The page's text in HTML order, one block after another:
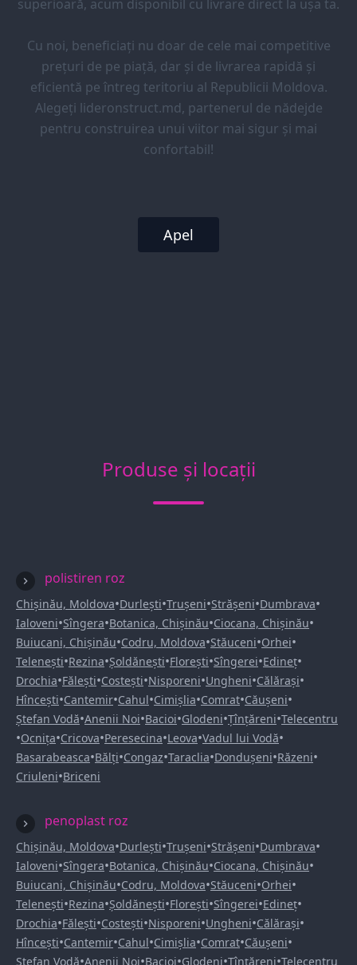
superioară, acum disponibil cu livrare direct la ușa ta.
Cu noi, beneficiați nu doar de cele mai competitive
prețuri de pe piață, dar și de livrarea rapidă și
eficientă pe întreg teritoriu al Republicii Moldova.
Alegeți lideronstruct.md, partenerul de nădejde
pentru construirea unui viitor mai sigur și mai
confortabil!
Apel
Produse și locații
polistiren roz
Chișinău, Moldova•Durlești•Trușeni•Strășeni•Dumbrava•
Ialoveni•Sîngera•Botanica, Chișinău•Ciocana, Chișinău•
Buiucani, Chișinău•Codru, Moldova•Stăuceni•Orhei•
Telenești•Rezina•Șoldănești•Florești•Sîngerei•Edineț•
Drochia•Fălești•Costești•Nisporeni•Ungheni•Călărași•
Hîncești•Cantemir•Cahul•Cimișlia•Comrat•Căușeni•
Ștefan Vodă•Anenii Noi•Bacioi•Glodeni•Țînțăreni•Telecentru
•Ocnița•Cricova•Peresecina•Leova•Vadul lui Vodă•
Basarabeasca•Bălți•Congaz•Taraclia•Dondușeni•Răzeni•
Criuleni•Briceni
penoplast roz
Chișinău, Moldova•Durlești•Trușeni•Strășeni•Dumbrava•
Ialoveni•Sîngera•Botanica, Chișinău•Ciocana, Chișinău•
Buiucani, Chișinău•Codru, Moldova•Stăuceni•Orhei•
Telenești•Rezina•Șoldănești•Florești•Sîngerei•Edineț•
Drochia•Fălești•Costești•Nisporeni•Ungheni•Călărași•
Hîncești•Cantemir•Cahul•Cimișlia•Comrat•Căușeni•
Ștefan Vodă•Anenii Noi•Bacioi•Glodeni•Țînțăreni•Telecentru